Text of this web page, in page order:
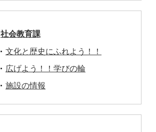
社会教育課
文化と歴史にふれよう！！
広げよう！！学びの輪
施設の情報